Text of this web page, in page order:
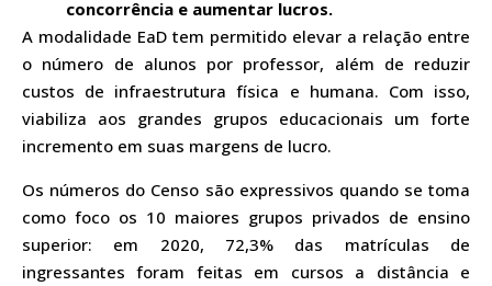
concorrência e aumentar lucros.
A modalidade EaD tem permitido elevar a relação entre
o número de alunos por professor, além de reduzir
custos de infraestrutura física e humana. Com isso,
viabiliza aos grandes grupos educacionais um forte
incremento em suas margens de lucro.
Os números do Censo são expressivos quando se toma
como foco os 10 maiores grupos privados de ensino
superior: em 2020, 72,3% das matrículas de
ingressantes foram feitas em cursos a distância e